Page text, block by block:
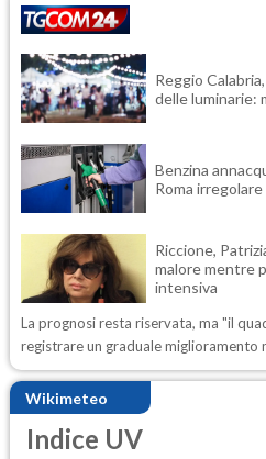
Reggio
delle luminarie:
Benzina
Roma
Riccione,
malore mentre
intensiva
La prognosi resta riservata, ma "il
registrare un graduale miglioramento
Wikimeteo
Indice UV